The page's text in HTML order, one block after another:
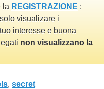
la REGISTRAZIONE :
visualizare i
interesse e buona
non visualizzano la
, secret